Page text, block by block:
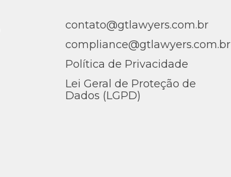
contato@gtlawyers.com.br
compliance@gtlawyers.com.br
Política de Privacidade
Lei Geral de Proteção de
Dados (LGPD)